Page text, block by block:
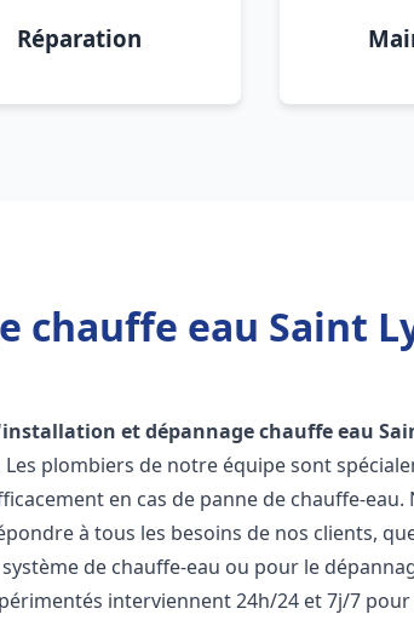
Réparation
eau Saint
installation et dépannage chauffe eau
plombiers de notre équipe sont
en cas de panne de chauffe-
à tous les besoins de nos clients,
de chauffe-eau ou pour le
interviennent 24h/24 et 7j/7